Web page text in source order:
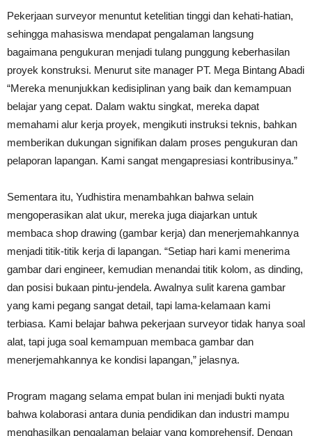
Pekerjaan surveyor menuntut ketelitian tinggi dan kehati-hatian,
sehingga mahasiswa mendapat pengalaman langsung
bagaimana pengukuran menjadi tulang punggung keberhasilan
proyek konstruksi. Menurut site manager PT. Mega Bintang Abadi
“Mereka menunjukkan kedisiplinan yang baik dan kemampuan
belajar yang cepat. Dalam waktu singkat, mereka dapat
memahami alur kerja proyek, mengikuti instruksi teknis, bahkan
memberikan dukungan signifikan dalam proses pengukuran dan
pelaporan lapangan. Kami sangat mengapresiasi kontribusinya.”
Sementara itu, Yudhistira menambahkan bahwa selain
mengoperasikan alat ukur, mereka juga diajarkan untuk
membaca shop drawing (gambar kerja) dan menerjemahkannya
menjadi titik-titik kerja di lapangan. “Setiap hari kami menerima
gambar dari engineer, kemudian menandai titik kolom, as dinding,
dan posisi bukaan pintu-jendela. Awalnya sulit karena gambar
yang kami pegang sangat detail, tapi lama-kelamaan kami
terbiasa. Kami belajar bahwa pekerjaan surveyor tidak hanya soal
alat, tapi juga soal kemampuan membaca gambar dan
menerjemahkannya ke kondisi lapangan,” jelasnya.
Program magang selama empat bulan ini menjadi bukti nyata
bahwa kolaborasi antara dunia pendidikan dan industri mampu
menghasilkan pengalaman belajar yang komprehensif. Dengan